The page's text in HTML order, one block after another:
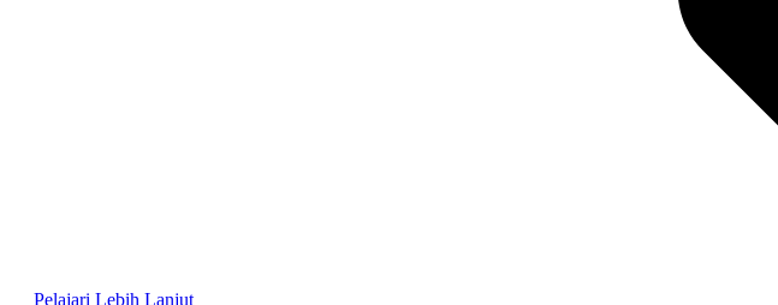
Pelajari Lebih Lanjut